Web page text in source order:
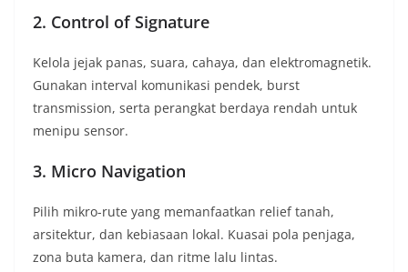
2. Control of Signature
Kelola jejak panas, suara, cahaya, dan elektromagnetik.
Gunakan interval komunikasi pendek, burst
transmission, serta perangkat berdaya rendah untuk
menipu sensor.
3. Micro Navigation
Pilih mikro-rute yang memanfaatkan relief tanah,
arsitektur, dan kebiasaan lokal. Kuasai pola penjaga,
zona buta kamera, dan ritme lalu lintas.